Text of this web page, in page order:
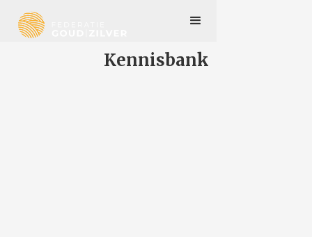
Kennisbank